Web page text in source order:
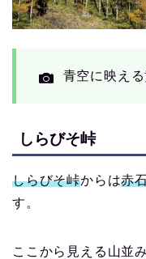
青空に映え
しらびそ峠
しらびそ峠からは赤
す。
ここから見える山並